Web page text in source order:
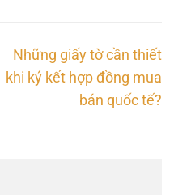
Những giấy tờ cần thiết
khi ký kết hợp đồng mua
bán quốc tế?